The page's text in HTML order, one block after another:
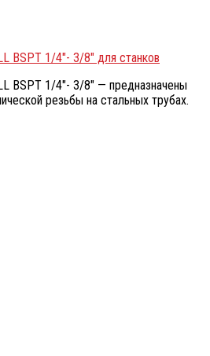
BSPT 1/4″- 3/8″ для станков
BSPT 1/4″- 3/8″ — предназначены
резьбы на стальных трубах.